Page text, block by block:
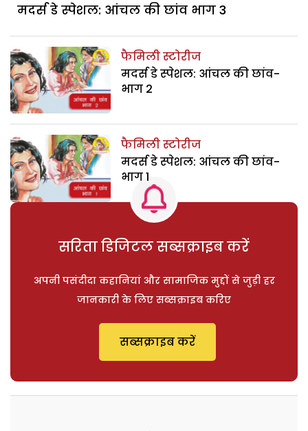
मदर्स डे स्पेशल: आंचल की छांव भाग 3
फैमिली स्टोरीज
मदर्स डे स्पेशल: आंचल की छांव-
भाग 2
फैमिली स्टोरीज
मदर्स डे स्पेशल: आंचल की छांव-
भाग 1
सरिता डिजिटल सब्सक्राइब करें
अपनी पसंदीदा कहानियां और सामाजिक मुद्दों से जुड़ी हर
जानकारी के लिए सब्सक्राइब करिए
सब्सक्राइब करें